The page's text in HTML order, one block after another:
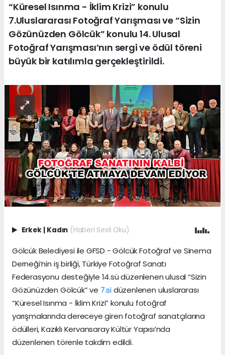
“Küresel Isınma - İklim Krizi” konulu
7.Uluslararası Fotoğraf Yarışması ve “Sizin
Gözünüzden Gölcük” konulu 14. Ulusal
Fotoğraf Yarışması’nın sergi ve ödül töreni
büyük bir katılımla gerçekleştirildi.
Erkek | Kadın (Haberi Sesli Oku)
Gölcük Belediyesi ile GFSD - Gölcük Fotoğraf ve Sinema
Derneği’nin iş birliği, Türkiye Fotoğraf Sanatı
Federasyonu desteğiyle 14.sü düzenlenen ulusal “Sizin
Gözünüzden Gölcük” ve 7.sidüzenlenen uluslararası
“Küresel Isınma - İklim Krizi” konulu fotoğraf
yarışmalarında dereceye giren fotoğraf sanatçılarına
ödülleri, Kazıklı Kervansaray Kültür Yapısı’nda
düzenlenen törenle takdim edildi.